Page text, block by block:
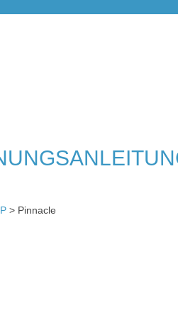
P > Pinnacle